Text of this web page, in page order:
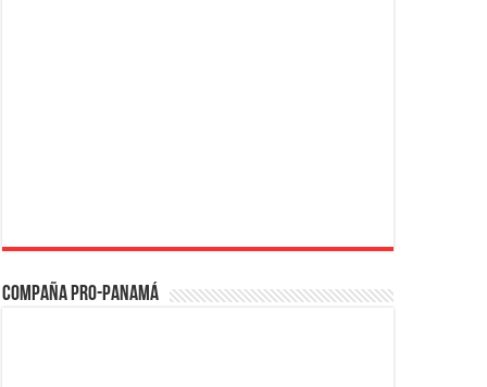
Compaña PRO-Panamá